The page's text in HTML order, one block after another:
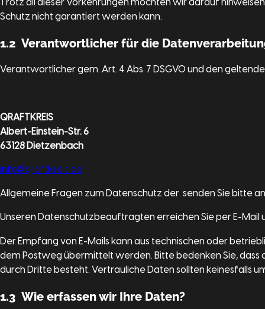
Trotz all dieser Vorkehrungen möchten wir darauf
Schutz nicht garantiert werden kann.
1.2 Verantwortlicher für die
Verantwortlicher gem. Art. 4 Abs. 7 DSGVO und den
QRAFTKREIS
Albert-Einstein-Str. 6
63128 Dietzenbach
info@qraftkreis.de
Allgemeine Fragen zum Datenschutz der senden Sie bitte
Unseren Datenschutzbeauftragten erreichen Sie per E-
Der Empfang von E-Mails kann aus technischen oder
dem Postweg übermittelt werden. Bitte bedenken Sie, dass
durch Dritte besteht. Vertrauliche Daten sollten keinesfalls
1.3 Wie erfassen wir Ihre Daten?